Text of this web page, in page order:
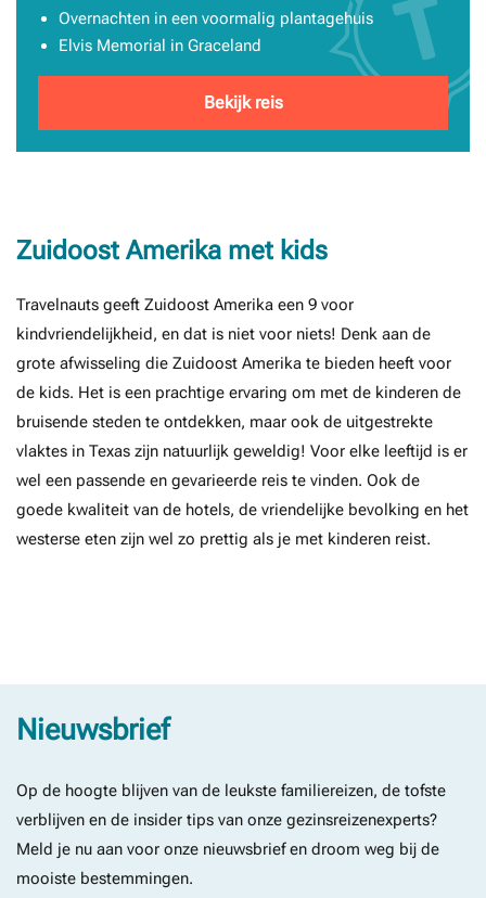
Overnachten in een voormalig plantagehuis
Elvis Memorial in Graceland
Bekijk reis
Zuidoost Amerika met kids
Travelnauts geeft Zuidoost Amerika een 9 voor
kindvriendelijkheid, en dat is niet voor niets! Denk aan de
grote afwisseling die Zuidoost Amerika te bieden heeft voor
de kids. Het is een prachtige ervaring om met de kinderen de
bruisende steden te ontdekken, maar ook de uitgestrekte
vlaktes in Texas zijn natuurlijk geweldig! Voor elke leeftijd is er
wel een passende en gevarieerde reis te vinden. Ook de
goede kwaliteit van de hotels, de vriendelijke bevolking en het
westerse eten zijn wel zo prettig als je met kinderen reist.
Nieuwsbrief
Op de hoogte blijven van de leukste familiereizen, de tofste
verblijven en de insider tips van onze gezinsreizenexperts?
Meld je nu aan voor onze nieuwsbrief en droom weg bij de
mooiste bestemmingen.